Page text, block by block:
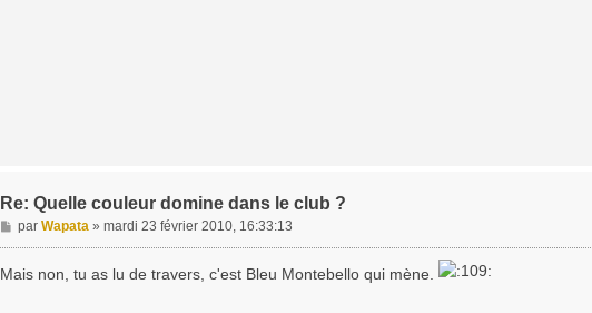
Re: Quelle couleur domine dans le club ?
M
e
par Wapata» mardi 23 février 2010, 16:33:13
Mais non, tu as lu de travers, c'est Bleu Montebello qui mène.